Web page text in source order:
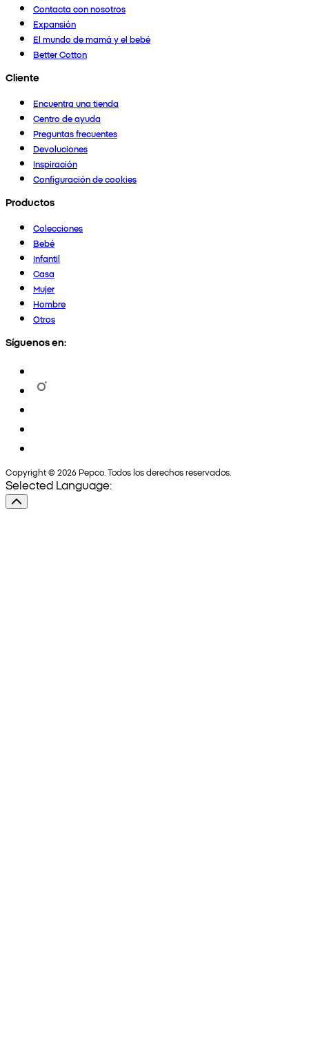
Contacta con nosotros
Expansión
El mundo de mamá y el bebé
Better Cotton
Cliente
Encuentra una tienda
Centro de ayuda
Preguntas frecuentes
Devoluciones
Inspiración
Configuración de cookies
Productos
Colecciones
Bebé
Infantil
Casa
Mujer
Hombre
Otros
Síguenos en:
Copyright © 2026 Pepco. Todos los derechos reservados.
Selected Language: